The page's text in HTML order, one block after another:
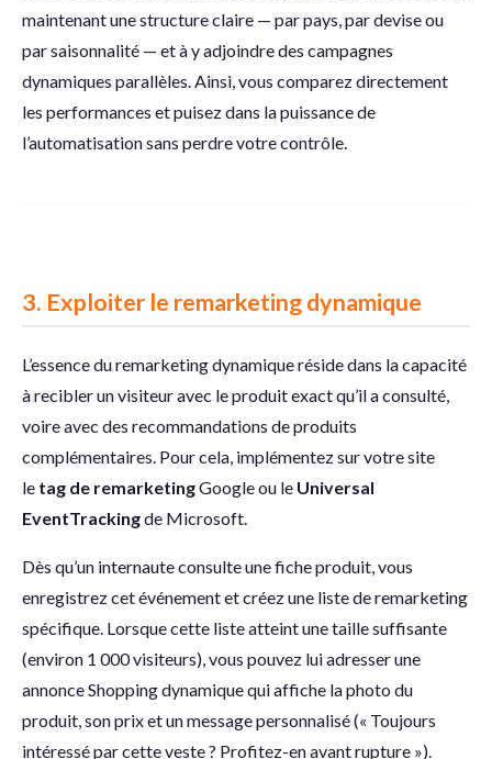
maintenant une structure claire — par pays, par devise ou
par saisonnalité — et à y adjoindre des campagnes
dynamiques parallèles. Ainsi, vous comparez directement
les performances et puisez dans la puissance de
l’automatisation sans perdre votre contrôle.
3. Exploiter le remarketing dynamique
L’essence du remarketing dynamique réside dans la capacité
à recibler un visiteur avec le produit exact qu’il a consulté,
voire avec des recommandations de produits
complémentaires. Pour cela, implémentez sur votre site
le tag de remarketingGoogle ou le Universal
EventTrackingde Microsoft.
Dès qu’un internaute consulte une fiche produit, vous
enregistrez cet événement et créez une liste de remarketing
spécifique. Lorsque cette liste atteint une taille suffisante
(environ 1 000 visiteurs), vous pouvez lui adresser une
annonce Shopping dynamique qui affiche la photo du
produit, son prix et un message personnalisé (« Toujours
intéressé par cette veste ? Profitez-en avant rupture »).